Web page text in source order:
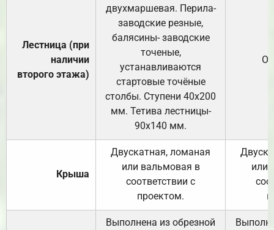
Лестница (при
наличии
второго этажа)
двухмаршевая. Перила-
заводские резные,
балясины- заводские
точеные,
устанавливаются
стартовые точёные
столбы. Ступени 40х200
мм. Тетива лестницы-
90х140 мм.
Крыша
Двускатная, ломаная
или вальмовая в
соответствии с
проектом.
или
Выполнена из обрезной